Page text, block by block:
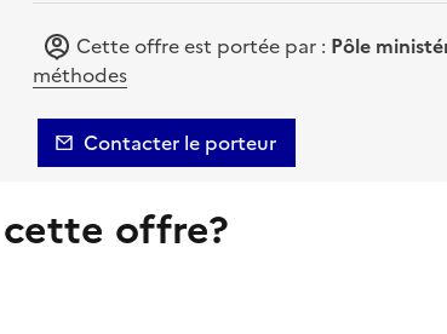
Cette offre est portée par : Pôle
méthodes
Contacter le porteur
offre?